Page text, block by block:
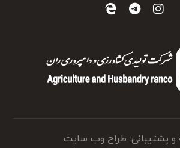
و پشتیبانی: طراح وب سایت